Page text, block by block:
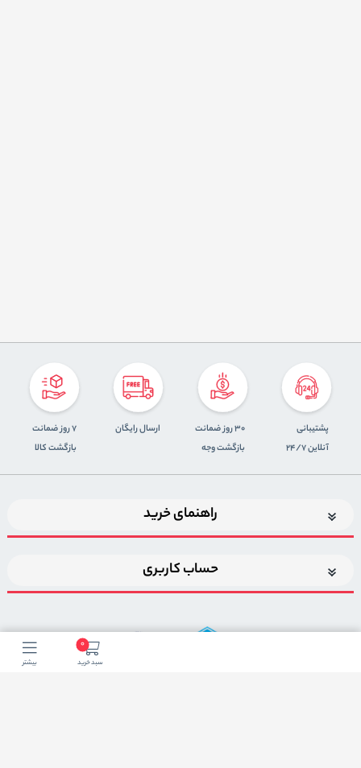
0
سبد خرید بیشتر
پشتیبانی
آنلاین 24/7
30 روز ضمانت
بازگشت وجه
ارسال رایگان
7 روز ضمانت
بازگشت کالا
راهنمای خرید
حساب کاربری